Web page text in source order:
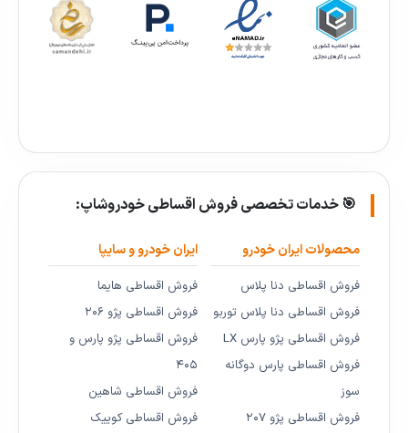
🎯 خدمات تخصصی فروش اقساطی خودروشاپ:
محصولات ایران خودرو
فروش اقساطی دنا پلاس
فروش اقساطی دنا پلاس توربو
فروش اقساطی پژو پارس LX
فروش اقساطی پارس دوگانه
سوز
فروش اقساطی پژو ۲۰۷
ایران خودرو و سایپا
فروش اقساطی هایما
فروش اقساطی پژو ۲۰۶
فروش اقساطی پژو پارس و
۴۰۵
فروش اقساطی شاهین
فروش اقساطی کوییک